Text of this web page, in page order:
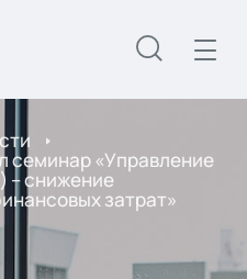
семинар «Управление
– снижение
затрат»